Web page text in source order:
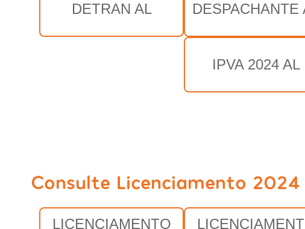
DETRAN AL DESPACHANTE
IPVA 2024 AL
Consulte Licenciamento
LICENCIAMENTO